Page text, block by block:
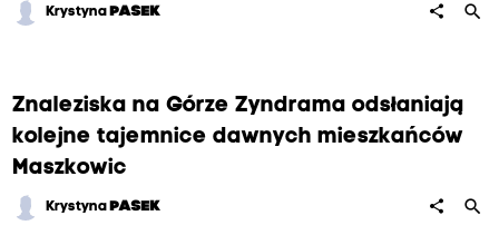
Krystyna PASEK share search
Znaleziska na Górze Zyndrama odsłaniają
kolejne tajemnice dawnych mieszkańców
Maszkowic
Krystyna PASEK share search